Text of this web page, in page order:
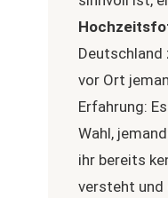
vor Ort
Erfahrung:
Wahl,
ihr bereits
versteht und